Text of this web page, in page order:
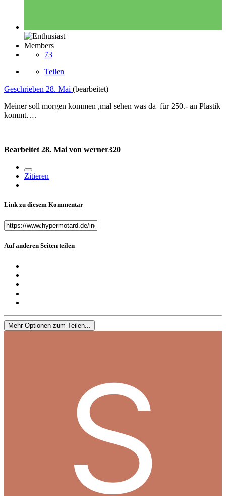
Members
73
Teilen
Geschrieben 28. Mai (bearbeitet)
Meiner soll morgen kommen ,mal sehen was da für 250.- an Plastik
kommt….
Bearbeitet 28. Mai von werner320
Zitieren
Link zu diesem Kommentar
Auf anderen Seiten teilen
Mehr Optionen zum Teilen...